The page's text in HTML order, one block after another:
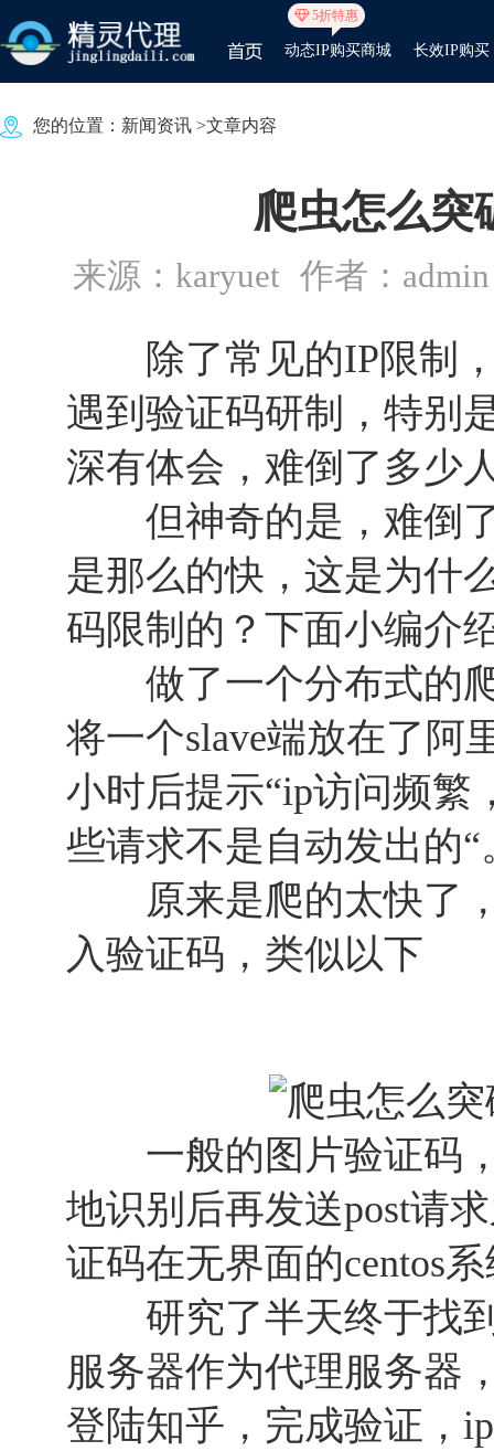
5折特惠
动态IP购买商城 长效IP购买
您的位置： 新闻资讯 >文章内容
爬虫怎么突
来源：karyuet 作者：admin
除了常见的IP限制，
遇到验证码研制，特别
深有体会，难倒了多少
但神奇的是，难倒了
是那么的快，这是为什
码限制的？下面小编介
做了一个分布式的爬
将一个slave端放在了阿
小时后提示“ip访问频繁
些请求不是自动发出的“
原来是爬的太快了，
入验证码，类似以下
一般的图片验证码，
地识别后再发送post请
证码在无界面的centos
研究了半天终于找到
服务器作为代理服务器
登陆知乎，完成验证，